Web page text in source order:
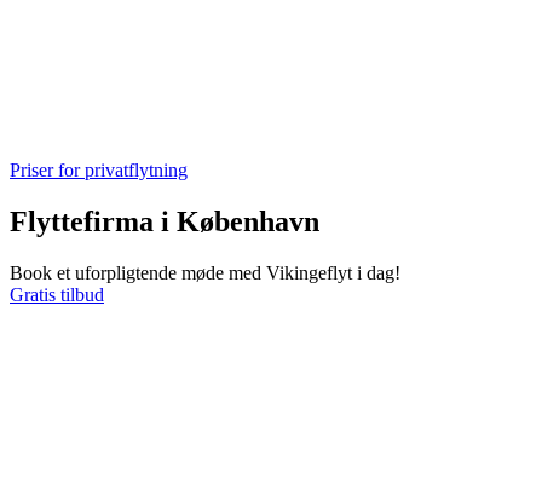
Priser for privatflytning
Flyttefirma i København
Book et uforpligtende møde med Vikingeflyt i dag!
Gratis tilbud